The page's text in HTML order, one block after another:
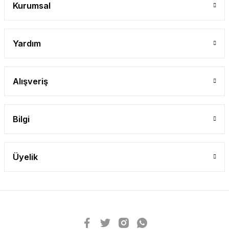
Kurumsal
Yardım
Alışveriş
Bilgi
Üyelik